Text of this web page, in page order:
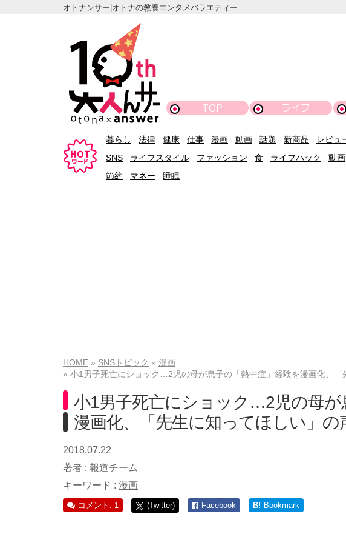
オトナンサー|オトナの教養エンタメバラエティー
TOP ライフ
暮らし 法律 健康 仕事 漫画 動画 話題 新商品
レビュ
SNS
ライフスタイル ファッション 食 ライフハック 動画
節約
マネー 睡眠
HOME SNSトピック
漫画
小1男子死亡にショック…2児の母が息子の「熱中症」経験を漫画化、「
小1男子死亡にショック…2児の母が
漫画化、「先生に知ってほしい」の
2018.07.22
著者 : 報道チーム
キーワード : 漫画
コメント: 1 (Twitter) Facebook B! Bookmark